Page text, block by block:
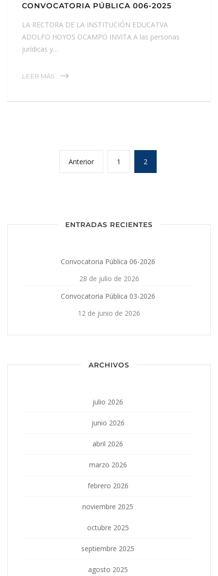
CONVOCATORIA PÚBLICA 006-2025
LA RECTORA DE LA INSTITUCIÓN EDUCATVA
ADOLFO HOYOS OCAMPO INVITA A las personas
jurídicas y…
LEER MÁS
Anterior 1 2
ENTRADAS RECIENTES
Convocatoria Pública 06-2026
28 de julio de 2026
Convocatoria Pública 03-2026
12 de junio de 2026
ARCHIVOS
julio 2026
junio 2026
abril 2026
marzo 2026
febrero 2026
noviembre 2025
octubre 2025
septiembre 2025
agosto 2025